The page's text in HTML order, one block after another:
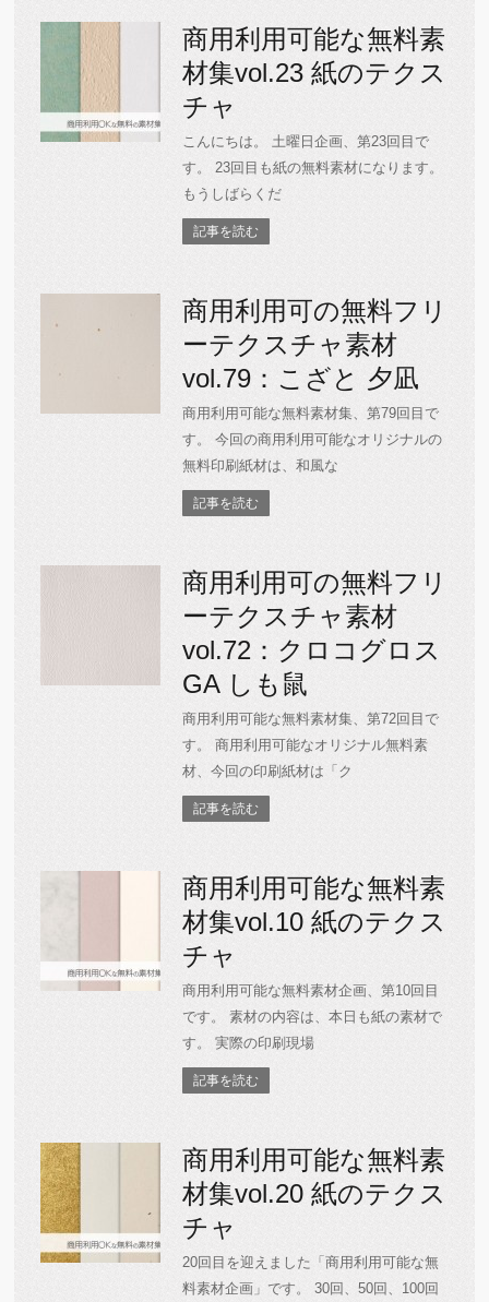
商用利用可能な無料素
材集vol.23 紙のテクス
チャ
こんにちは。 土曜日企画、第23回目で
す。 23回目も紙の無料素材になります。
もうしばらくだ
記事を読む
商用利用可の無料フリ
ーテクスチャ素材
vol.79：こざと 夕凪
商用利用可能な無料素材集、第79回目で
す。 今回の商用利用可能なオリジナルの
無料印刷紙材は、和風な
記事を読む
商用利用可の無料フリ
ーテクスチャ素材
vol.72：クロコグロス
GA しも鼠
商用利用可能な無料素材集、第72回目で
す。 商用利用可能なオリジナル無料素
材、今回の印刷紙材は「ク
記事を読む
商用利用可能な無料素
材集vol.10 紙のテクス
チャ
商用利用可能な無料素材企画、第10回目
です。 素材の内容は、本日も紙の素材で
す。 実際の印刷現場
記事を読む
商用利用可能な無料素
材集vol.20 紙のテクス
チャ
20回目を迎えました「商用利用可能な無
料素材企画」です。 30回、50回、100回